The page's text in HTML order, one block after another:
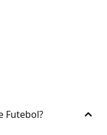
Futebol?